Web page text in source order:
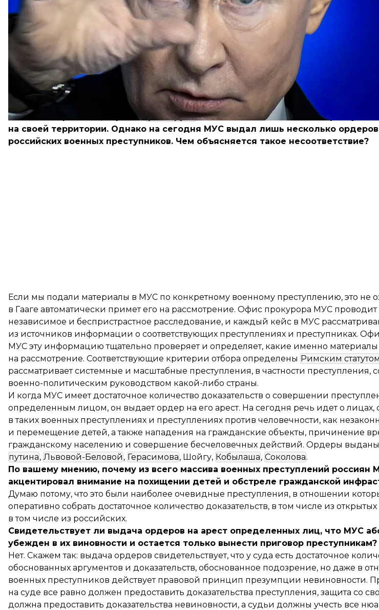
из Германии и Японии.
Можно ли надеяться, что путин, Шойгу, другие россияне, совершившие военные
в отношении которых Международный уголовный суд в Гааге выдал ордер на арест,
наказаны? Как МУС может обеспечить неотвратимость наказаний для российских
преступников?
Об этом мы говорим с Мирославой Красноборовой, прокурором по связям от
Евроюста — Агентства Европейского Союза по вопросам сотрудничества в сфере
правосудия.
Презумпция невиновности для военных преступников
Госпожа Мирослава, Украина
фиксирует многочисленные военные
на своей территории. Однако на сегодня МУС выдал лишь несколько ордеров
российских военных преступников. Чем объясняется такое несоответствие?
Если мы подали материалы в МУС по конкретному военному преступлению, это не
в Гааге автоматически примет его на рассмотрение. Офис прокурора МУС проводит
независимое и беспристрастное расследование, и каждый кейс в МУС
из источников информации о соответствующих преступлениях и преступниках.
МУС эту информацию тщательно проверяет и определяет, какие именно материалы
на рассмотрение. Соответствующие критерии отбора определены Римским статутом
рассматривает системные и масштабные преступления, в частности преступления,
военно-политическим руководством какой-либо страны.
И когда МУС имеет достаточное количество доказательств о совершении
определенным лицом, он выдает ордер на его арест. На сегодня речь идет о
в таких военных преступлениях и преступлениях против человечности, как
и перемещение детей, а также нападения на гражданские объекты, причинение
гражданскому населению и совершение бесчеловечных действий. Ордеры выданы
путина, Львовой-Беловой , Герасимова, Шойгу, Кобылаша, Соколова.
По вашему мнению, почему из всего массива военных преступлений россиян
акцентировал внимание на похищении детей и обстреле гражданской
Думаю потому, что это были наиболее очевидные преступления, в отношении
оперативно собрать достаточное количество доказательств, в том числе из
в том числе из российских.
Свидетельствует ли выдача ордеров на арест определенных лиц, что МУС
убежден в их виновности и остается только вынести приговор преступникам?
Нет. Скажем так: выдача ордеров свидетельствует, что у суда есть достаточное
обоснованных аргументов и доказательств, обоснованное подозрение, но даже в
военных преступников действует правовой принцип презумпции невиновности.
на суде все равно должен предоставить доказательства преступления, защита со
должна предоставить доказательства невиновности, а судьи должны учесть все